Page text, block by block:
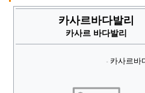
카사르바다발리
카사르 바다발리
카사르바